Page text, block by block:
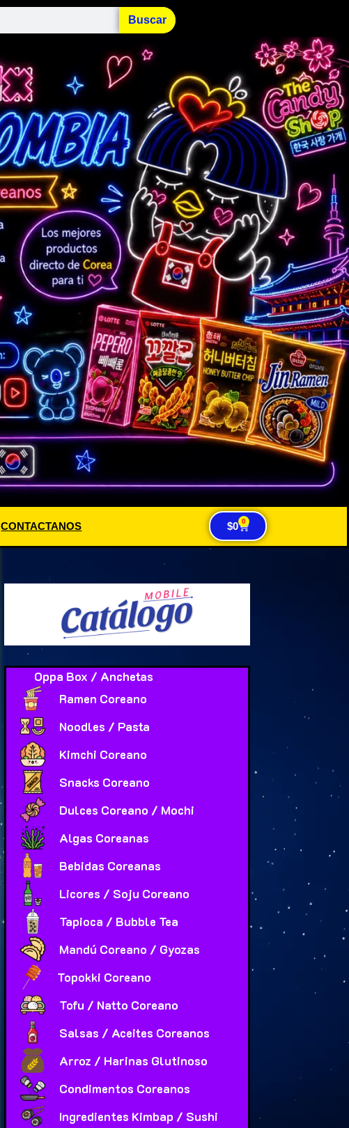
Buscar
CONTACTANOS $0 0
Oppa Box / Anchetas
Ramen Coreano
Noodles / Pasta
Kimchi Coreano
Snacks Coreano
Dulces Coreano / Mochi
Algas Coreanas
Bebidas Coreanas
Licores / Soju Coreano
Tapioca / Bubble Tea
Mandú Coreano / Gyozas
Topokki Coreano
Tofu / Natto Coreano
Salsas / Aceites Coreanos
Arroz / Harinas Glutinoso
Condimentos Coreanos
Ingredientes Kimbap / Sushi